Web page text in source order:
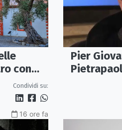
con
Condividi su:
Pier
nel
16 ore fa